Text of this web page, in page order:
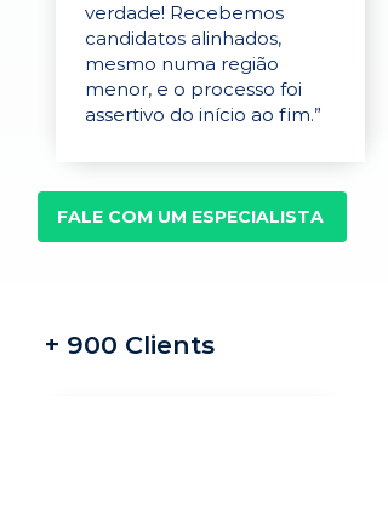
verdade! Recebemos
candidatos alinhados,
mesmo numa região
menor, e o processo foi
assertivo do início ao fim.”
FALE COM UM ESPECIALISTA
+ 900 Clients